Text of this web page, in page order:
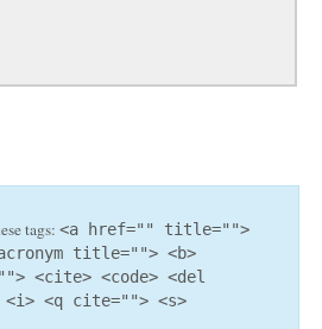
tags: <a href="" title="">
title=""> <b>
<cite> <code> <del
<i> <q cite=""> <s>